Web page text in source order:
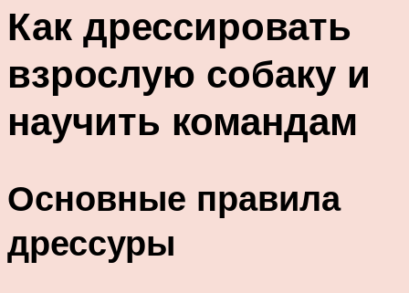
Как дрессировать
взрослую собаку и
научить командам
Основные правила
дрессуры